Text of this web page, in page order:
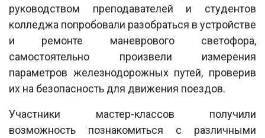
руководством преподавателей и студентов
колледжа попробовали разобраться в устройстве
и ремонте маневрового светофора,
самостоятельно произвели измерения
параметров железнодорожных путей, проверив
их на безопасность для движения поездов.
Участники мастер-классов получили
возможность познакомиться с различными